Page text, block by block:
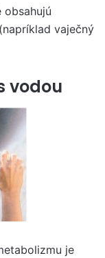
obsahujú
vaječný
vodou
je